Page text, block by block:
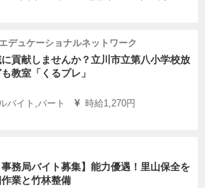
デュケーショナルネットワーク
貢献しませんか？立川市立第八小学校放
教室「くるプレ」
バイト,パート
時給1,270円
事務局バイト募集】能力優遇！里山保全を
業と竹林整備